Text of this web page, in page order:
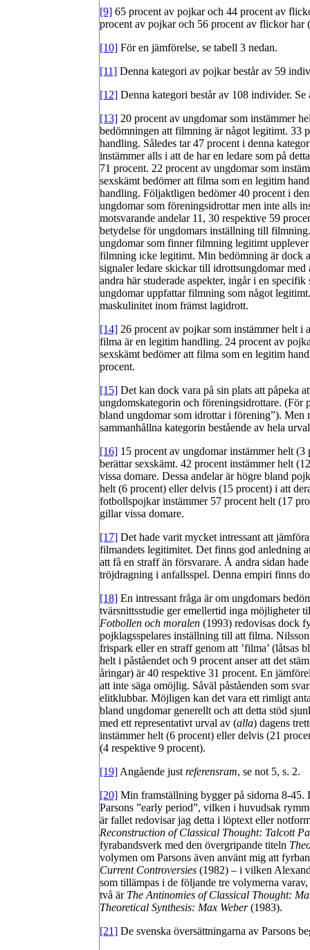
[9] 65 procent av pojkar och 44 procent av
procent av pojkar och 56 procent av flickor
[10] För en jämförelse, se tabell 3 nedan.
[11] Denna kategori av pojkar består av 59
[12] Denna kategori består av 108 individer. Se
[13] 20 procent av ungdomar som instämmer
bedömningen att filmning är något legitimt. 33
handling. Således tar 47 procent i denna
instämmer alls i att de har en ledare som på
71 procent. 22 procent av ungdomar som
sexskämt bedömer att filma som en legitim
handling. Följaktligen bedömer 40 procent i
ungdomar som föreningsidrottar men inte alls
motsvarande andelar 11, 30 respektive 59
betydelse för ungdomars inställning till
ungdomar som finner filmning legitimt
filmning icke legitimt. Min bedömning är dock
signaler ledare skickar till idrottsungdomar med
andra här studerade aspekter, ingår i en
ungdomar uppfattar filmning som något
maskulinitet inom främst lagidrott.
[14] 26 procent av pojkar som instämmer helt i
filma är en legitim handling. 24 procent av
sexskämt bedömer att filma som en legitim
procent.
[15] Det kan dock vara på sin plats att påpeka
ungdomskategorin och föreningsidrottare. (För
bland ungdomar som idrottar i förening”). Men
sammanhållna kategorin bestående av hela
[16] 15 procent av ungdomar instämmer helt
berättar sexskämt. 42 procent instämmer helt
vissa domare. Dessa andelar är högre bland
helt (6 procent) eller delvis (15 procent) i att
fotbollspojkar instämmer 57 procent helt (17
gillar vissa domare.
[17] Det hade varit mycket intressant att
filmandets legitimitet. Det finns god anledning
att få en straff än försvarare. Å andra sidan
tröjdragning i anfallsspel. Denna empiri finns
[18] En intressant fråga är om ungdomars
tvärsnittsstudie ger emellertid inga möjligheter
Fotbollen och moralen (1993) redovisas dock
pojklagsspelares inställning till att filma.
frispark eller en straff genom att ’filma’ (låtsas
helt i påståendet och 9 procent anser att det
åringar) är 40 respektive 31 procent. En
att inte säga omöjlig. Såväl påståenden som
elitklubbar. Möjligen kan det vara ett rimligt
bland ungdomar generellt och att detta stöd
med ett representativt urval av (alla) dagens
instämmer helt (6 procent) eller delvis (21
(4 respektive 9 procent).
[19] Angående just referensram, se not 5, s. 2.
[20] Min framställning bygger på sidorna 8-45.
Parsons ”early period”, vilken i huvudsak
är fallet redovisar jag detta i löptext eller
Reconstruction of Classical Thought: Talcott
fyrabandsverk med den övergripande titeln
volymen om Parsons även använt mig att
Current Controversies (1982) – i vilken
som tillämpas i de följande tre volymerna
två är The Antinomies of Classical Thought:
Theoretical Synthesis: Max Weber(1983).
[21] De svenska översättningarna av Parsons